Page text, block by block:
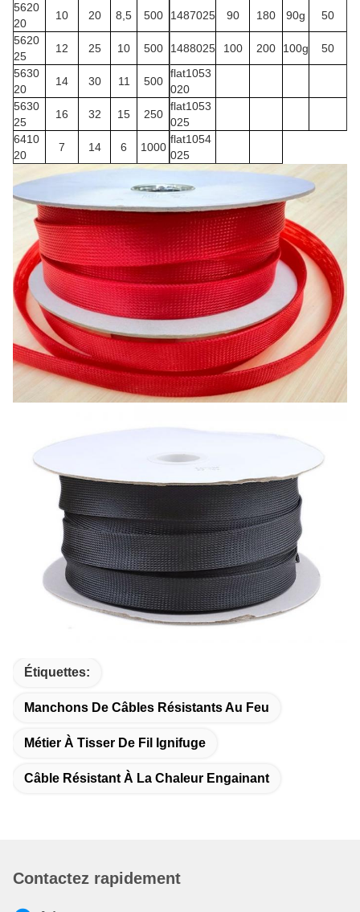
5620
20
10 20 8,5 500 1487025 90 180 90g
50
5620
25
12 25 10 500 1488025 100 200 100g
50
5630
20
14 30 11 500
flat1053
020
5630
25
16 32 15 250
flat1053
025
6410
20
7 14 6 1000
flat1054
025
Étiquettes:
Manchons De Câbles Résistants Au Feu
Métier À Tisser De Fil Ignifuge
Câble Résistant À La Chaleur Engainant
Contactez rapidement